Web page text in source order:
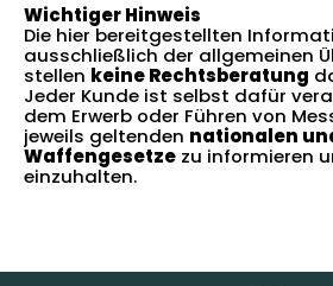
Wichtiger Hinweis
Die hier bereitgestellten
ausschließlich der allgemeinen
stellen keine Rechtsberatung
Jeder Kunde ist selbst dafür
dem Erwerb oder Führen von
jeweils geltenden nationalen
Waffengesetze zu informieren
einzuhalten.